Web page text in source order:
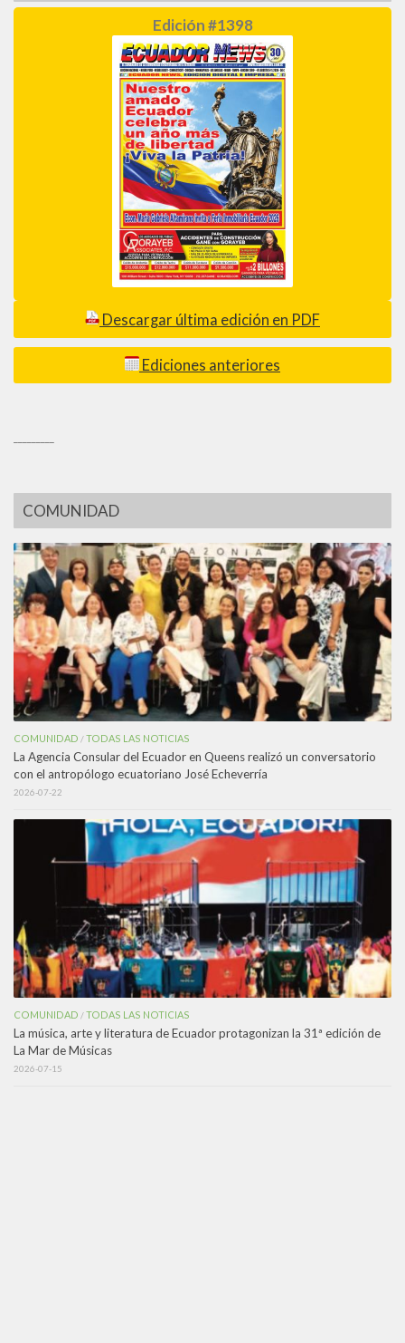
Edición #1398
Descargar última edición en PDF
Ediciones anteriores
COMUNIDAD
COMUNIDAD /TODAS LAS NOTICIAS
La Agencia Consular del Ecuador en Queens realizó un conversatorio
con el antropólogo ecuatoriano José Echeverría
2026-07-22
COMUNIDAD /TODAS LAS NOTICIAS
La música, arte y literatura de Ecuador protagonizan la 31ª edición de
La Mar de Músicas
2026-07-15